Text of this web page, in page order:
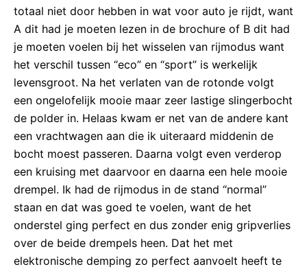
totaal niet door hebben in wat voor auto je rijdt, want
A dit had je moeten lezen in de brochure of B dit had
je moeten voelen bij het wisselen van rijmodus want
het verschil tussen “eco” en “sport” is werkelijk
levensgroot. Na het verlaten van de rotonde volgt
een ongelofelijk mooie maar zeer lastige slingerbocht
de polder in. Helaas kwam er net van de andere kant
een vrachtwagen aan die ik uiteraard middenin de
bocht moest passeren. Daarna volgt even verderop
een kruising met daarvoor en daarna een hele mooie
drempel. Ik had de rijmodus in de stand “normal”
staan en dat was goed te voelen, want de het
onderstel ging perfect en dus zonder enig gripverlies
over de beide drempels heen. Dat het met
elektronische demping zo perfect aanvoelt heeft te